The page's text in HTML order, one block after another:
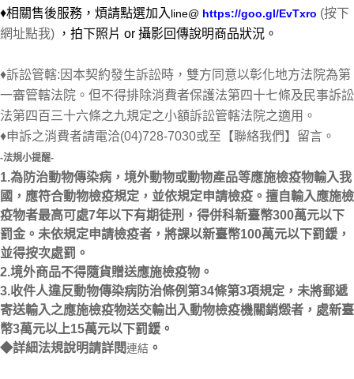
♦相關售後服務，煩請點選加入 line@ https://goo.gl/EvTxro (按下
網址點我) ， 拍下照片 or 攝影回傳說明商品狀況。
♦訴訟管轄:因本契約發生訴訟時，雙方同意以彰化地方法院為第
一審管轄法院。但不得排除消費者保護法第四十七條及民事訴訟
法第四百三十六條之九規定之小額訴訟管轄法院之適用。
♦申訴之消費者請電洽(04)728-7030或至【聯絡我們】留言。
-法規小提醒-
1.為防治動物傳染病，境外動物或動物產品等應施檢疫物輸入我
國，應符合動物檢疫規定，並依規定申請檢疫。擅自輸入應施檢
疫物者最高可處7年以下有期徒刑，得併科新臺幣300萬元以下
罰金。未依規定申請檢疫者，將課以新臺幣100萬元以下罰鍰，
並得按次處罰。
2.境外商品不得隨貨贈送應施檢疫物。
3.收件人違反動物傳染病防治條例第34條第3項規定，未將郵遞
寄送輸入之應施檢疫物送交輸出入動物檢疫機關銷燬者，處新臺
幣3萬元以上15萬元以下罰鍰。
◆詳細法規說明請詳閱連結 。